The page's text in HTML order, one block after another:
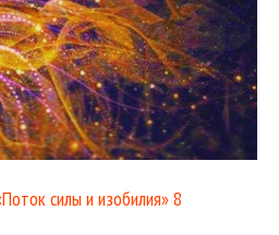
силы и изобилия» 8